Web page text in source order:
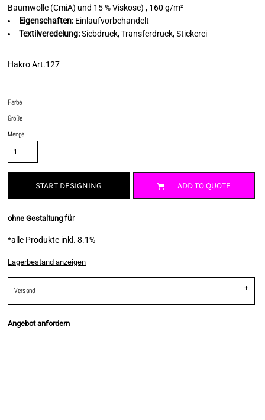
Baumwolle (CmiA) und 15 % Viskose) , 160 g/m²
Eigenschaften: Einlaufvorbehandelt
Textilveredelung:Siebdruck, Transferdruck, Stickerei
Hakro Art.127
Farbe
Größe
Menge
START DESIGNING ADD TO QUOTE
ohne Gestaltung für
*alle Produkte inkl. 8.1%
Lagerbestand anzeigen
Versand
Angebot anfordern